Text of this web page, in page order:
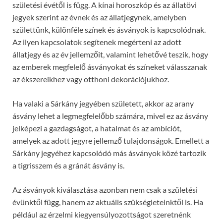
születési évétől is függ. A kínai horoszkóp és az állatövi
jegyek szerint az évnek és az állatjegynek, amelyben
születtünk, különféle színek és ásványok is kapcsolódnak.
Az ilyen kapcsolatok segítenek megérteni az adott
állatjegy és az év jellemzőit, valamint lehetővé teszik, hogy
az emberek megfelelő ásványokat és színeket válasszanak
az ékszereikhez vagy otthoni dekorációjukhoz.
Ha valaki a Sárkány jegyében született, akkor az arany
ásvány lehet a legmegfelelőbb számára, mivel ez az ásvány
jelképezi a gazdagságot, a hatalmat és az ambíciót,
amelyek az adott jegyre jellemző tulajdonságok. Emellett a
Sárkány jegyéhez kapcsolódó más ásványok közé tartozik
a tigrisszem és a gránát ásvány is.
Az ásványok kiválasztása azonban nem csak a születési
évünktől függ, hanem az aktuális szükségleteinktől is. Ha
például az érzelmi kiegyensúlyozottságot szeretnénk